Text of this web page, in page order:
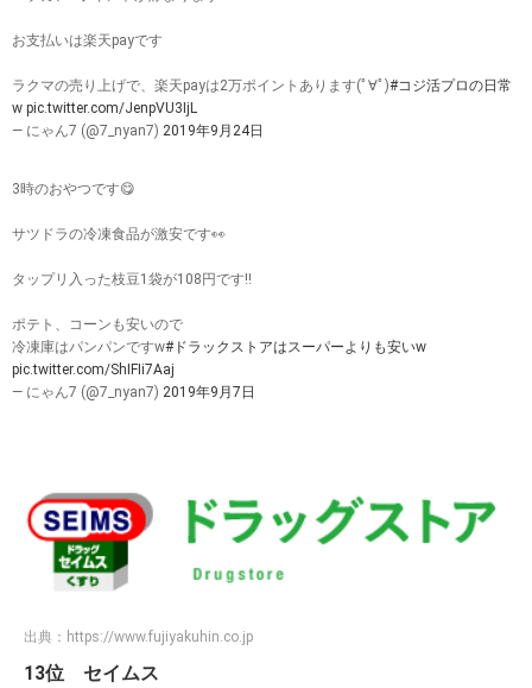
お支払いは楽天payです
ラクマの売り上げで、楽天payは2万ポイントあります(ﾟ∀ﾟ)#コジ活プロの日常
w pic.twitter.com/JenpVU3IjL
— にゃん7 (@7_nyan7) 2019年9月24日
3時のおやつです😋
サツドラの冷凍食品が激安です👀
タップリ入った枝豆1袋が108円です‼️
ポテト、コーンも安いので
冷凍庫はパンパンですw#ドラックストアはスーパーよりも安いw
pic.twitter.com/ShIFIi7Aaj
— にゃん7 (@7_nyan7) 2019年9月7日
出典： https://www.fujiyakuhin.co.jp
13位 セイムス